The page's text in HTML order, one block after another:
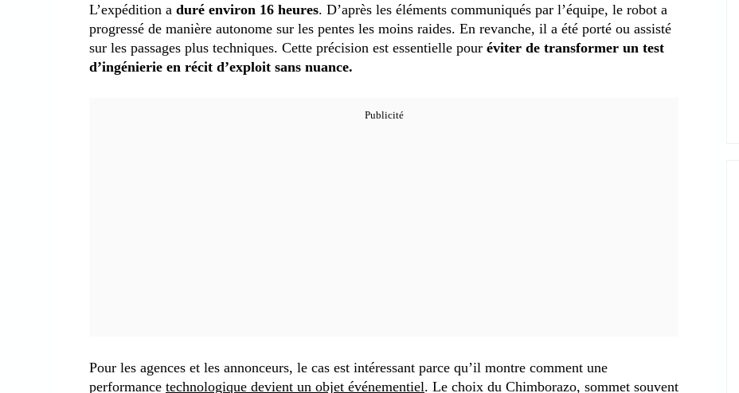
L’expédition a duré environ 16 heures. D’après les éléments communiqués par l’équipe, le robot a
progressé de manière autonome sur les pentes les moins raides. En revanche, il a été porté ou assisté
sur les passages plus techniques. Cette précision est essentielle pour éviter de transformer un test
d’ingénierie en récit d’exploit sans nuance.
Pour les agences et les annonceurs, le cas est intéressant parce qu’il montre comment une
performance technologique devient un objet événementiel. Le choix du Chimborazo, sommet souvent